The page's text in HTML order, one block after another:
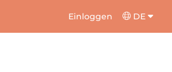
Einloggen DE